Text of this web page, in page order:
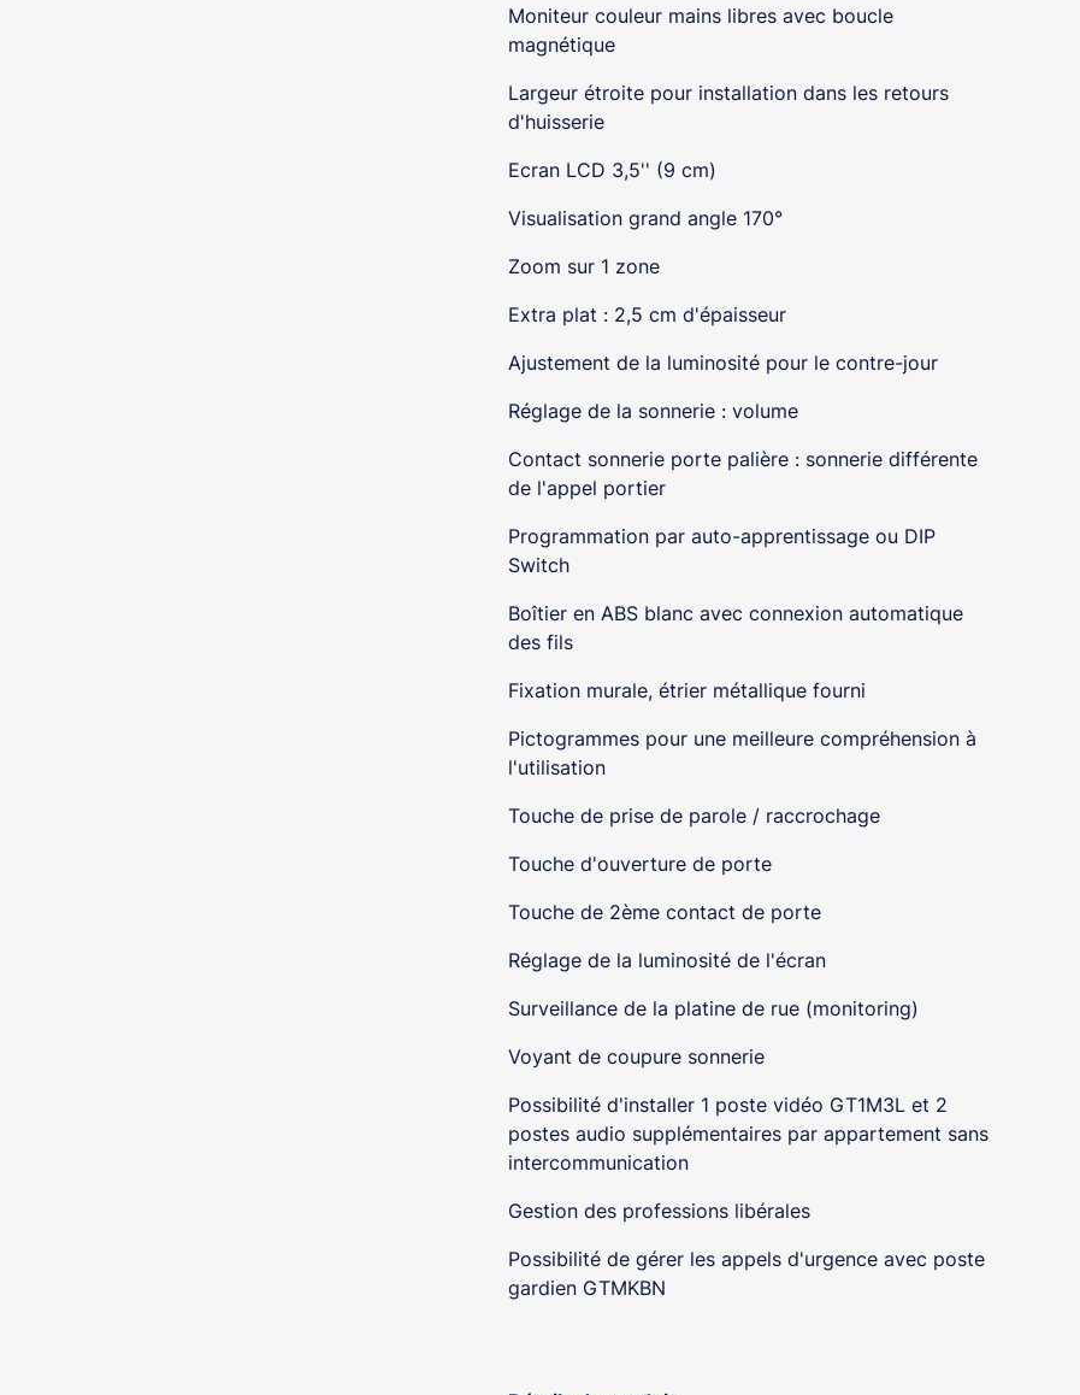
Moniteur couleur mains libres avec boucle
magnétique
Largeur étroite pour installation dans les retours
d'huisserie
Ecran LCD 3,5'' (9 cm)
Visualisation grand angle 170°
Zoom sur 1 zone
Extra plat : 2,5 cm d'épaisseur
Ajustement de la luminosité pour le contre-jour
Réglage de la sonnerie : volume
Contact sonnerie porte palière : sonnerie différente
de l'appel portier
Programmation par auto-apprentissage ou DIP
Switch
Boîtier en ABS blanc avec connexion automatique
des fils
Fixation murale, étrier métallique fourni
Pictogrammes pour une meilleure compréhension à
l'utilisation
Touche de prise de parole / raccrochage
Touche d'ouverture de porte
Touche de 2ème contact de porte
Réglage de la luminosité de l'écran
Surveillance de la platine de rue (monitoring)
Voyant de coupure sonnerie
Possibilité d'installer 1 poste vidéo GT1M3L et 2
postes audio supplémentaires par appartement sans
intercommunication
Gestion des professions libérales
Possibilité de gérer les appels d'urgence avec poste
gardien GTMKBN